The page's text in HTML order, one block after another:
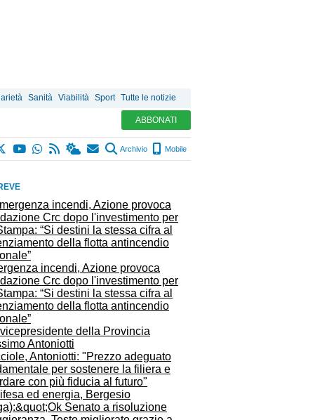
Sanità Viabilità Sport Tutte le notizie
ABBONATI
Archivio Mobile
incendi, Azione provoca
Crc dopo l'investimento per
“Si destini la stessa cifra al
della flotta antincendio
Antoniotti: "Prezzo adeguato
per sostenere la filiera e
con più fiducia al futuro"